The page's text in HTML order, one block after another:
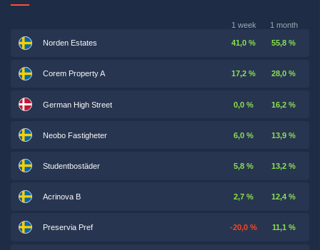
1 week 1 month
Norden Estates 41,0 % 55,8 %
Corem Property A 17,2 % 28,0 %
German High Street 0,0 % 16,2 %
Neobo Fastigheter 6,0 % 13,9 %
Studentbostäder 5,8 % 13,2 %
Acrinova B 2,7 % 12,4 %
Preservia Pref -20,0 % 11,1 %